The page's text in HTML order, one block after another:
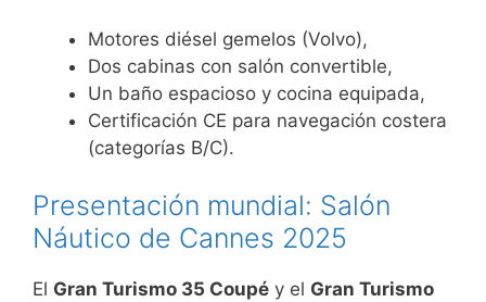
Motores diésel gemelos (Volvo),
Dos cabinas con salón convertible,
Un baño espacioso y cocina equipada,
Certificación CE para navegación costera
(categorías B/C).
Presentación mundial: Salón
Náutico de Cannes 2025
El Gran Turismo 35 Coupé y el Gran Turismo